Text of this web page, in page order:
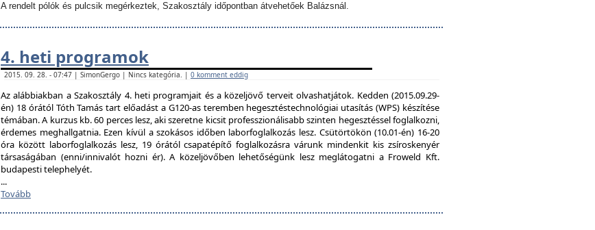
A rendelt pólók és pulcsik megérkeztek, Szakosztály időpontban átvehetőek Balázsnál.
4. heti programok
2015. 09. 28. - 07:47 | SimonGergo | Nincs kategória. | 0 komment eddig
Az alábbiakban a Szakosztály 4. heti programjait és a közeljövő terveit olvashatjátok. Kedden (2015.09.29-
én) 18 órától Tóth Tamás tart előadást a G120-as teremben hegesztéstechnológiai utasítás (WPS) készítése
témában. A kurzus kb. 60 perces lesz, aki szeretne kicsit professzionálisabb szinten hegesztéssel foglalkozni,
érdemes meghallgatnia. Ezen kívül a szokásos időben laborfoglalkozás lesz. Csütörtökön (10.01-én) 16-20
óra között laborfoglalkozás lesz, 19 órától csapatépítő foglalkozásra várunk mindenkit kis zsíroskenyér
társaságában (enni/innivalót hozni ér). A közeljövőben lehetőségünk lesz meglátogatni a Froweld Kft.
budapesti telephelyét.
...
Tovább